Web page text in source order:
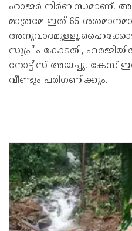
ഹാജർ നിർബന്ധമാണ്.
മാത്രമേ ഇത് 65
സുപ്രീം കോടതി,
നോട്ടീസ് അയച്ചു. കേസ്
വീണ്ടും പരിഗണിക്കും.